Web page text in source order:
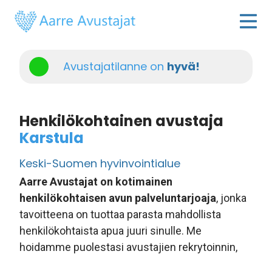
Avustajatilanne on hyvä!
Henkilökohtainen avustaja
Karstula
Keski-Suomen hyvinvointialue
Aarre Avustajat on kotimainen
henkilökohtaisen avun palveluntarjoaja, jonka
tavoitteena on tuottaa parasta mahdollista
henkilökohtaista apua juuri sinulle. Me
hoidamme puolestasi avustajien rekrytoinnin,